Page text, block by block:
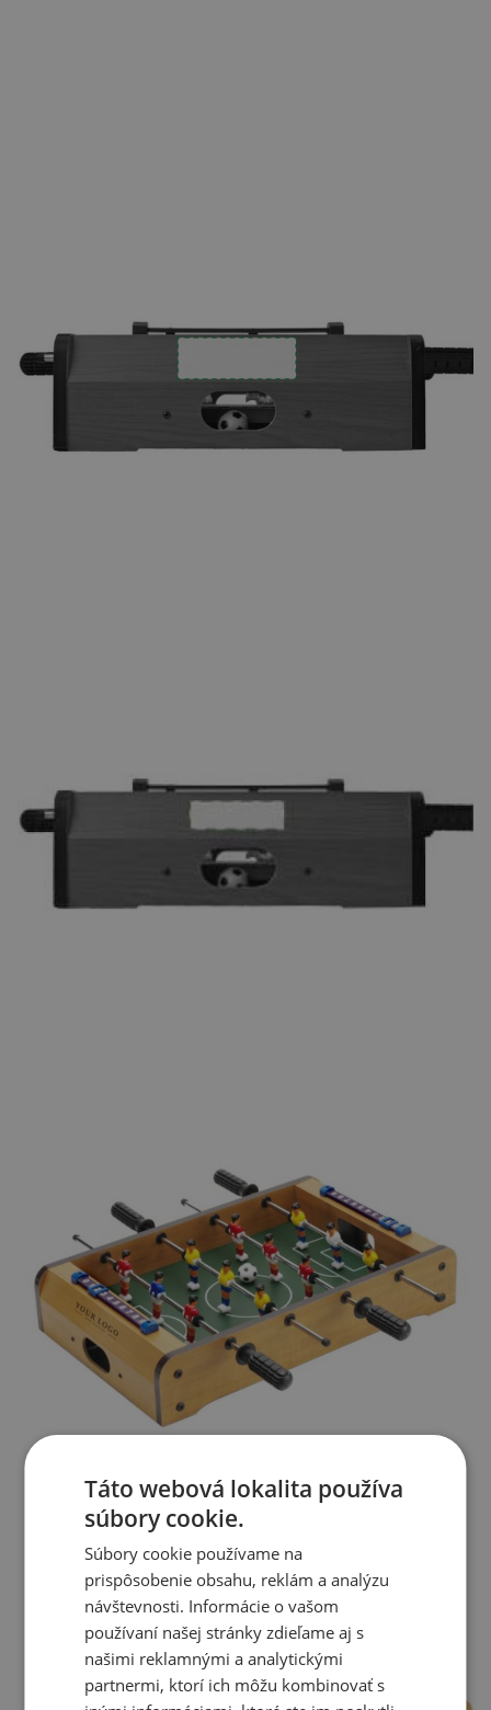
Táto webová lokalita používa
súbory cookie.
Súbory cookie používame na
prispôsobenie obsahu, reklám a analýzu
návštevnosti. Informácie o vašom
používaní našej stránky zdieľame aj s
našimi reklamnými a analytickými
partnermi, ktorí ich môžu kombinovať s